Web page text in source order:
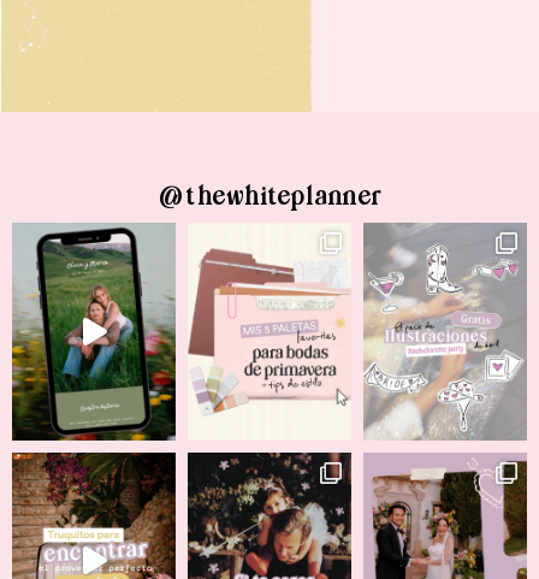
@thewhiteplanner